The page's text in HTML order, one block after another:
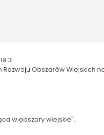
Obszarów Wiejskich
w obszary wiejskie".